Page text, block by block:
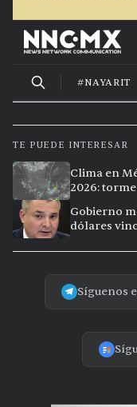
TE PUEDE INTERESAR
Clima en
2026:
Gobierno
dólares
Síguenos